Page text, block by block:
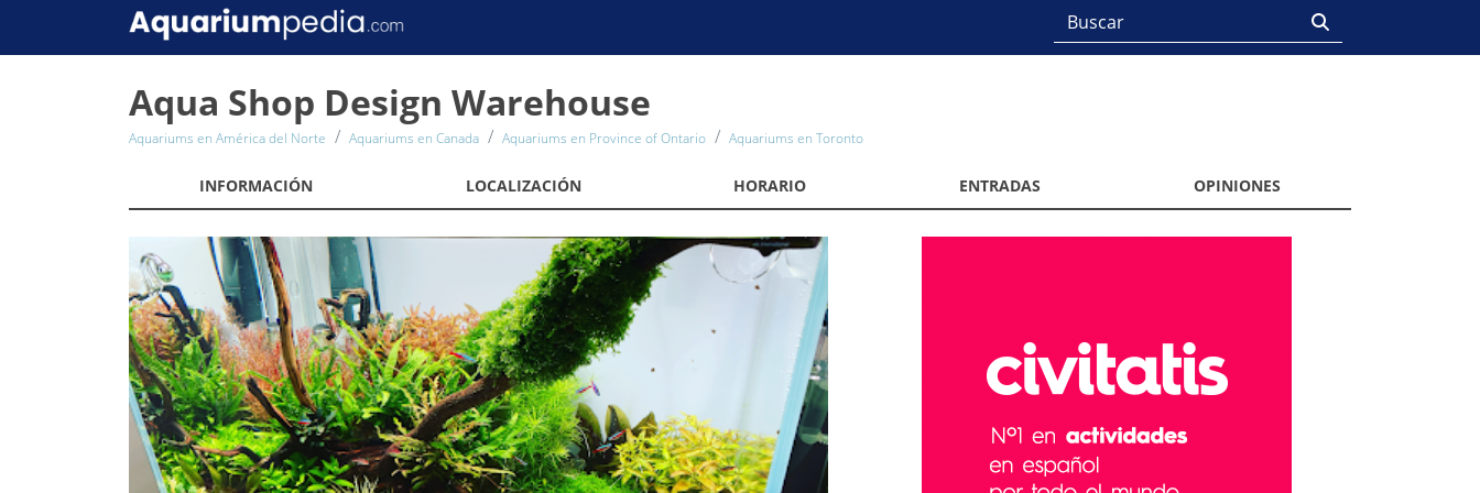
Aqua Shop Design Warehouse
Aquariums en América del Norte Aquariums en Canada Aquariums en Province of Ontario Aquariums en Toronto
INFORMACIÓN LOCALIZACIÓN HORARIO ENTRADAS OPINIONES